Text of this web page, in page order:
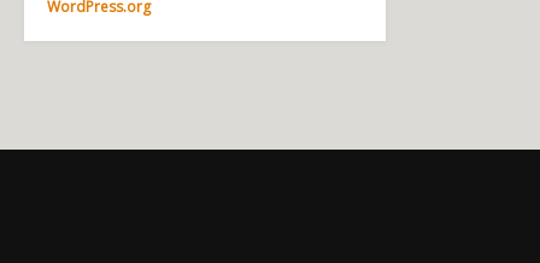
WordPress.org